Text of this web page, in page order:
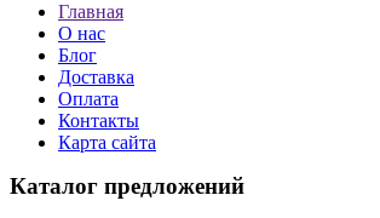
Главная
О нас
Блог
Доставка
Оплата
Контакты
Карта сайта
Каталог предложений